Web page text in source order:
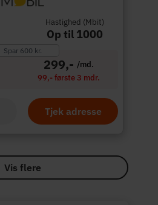
Hastighed (Mbit)
Op til 1000
Spar 600 kr.
299,- /md.
99,- første 3 mdr.
Tjek adresse
Vis flere